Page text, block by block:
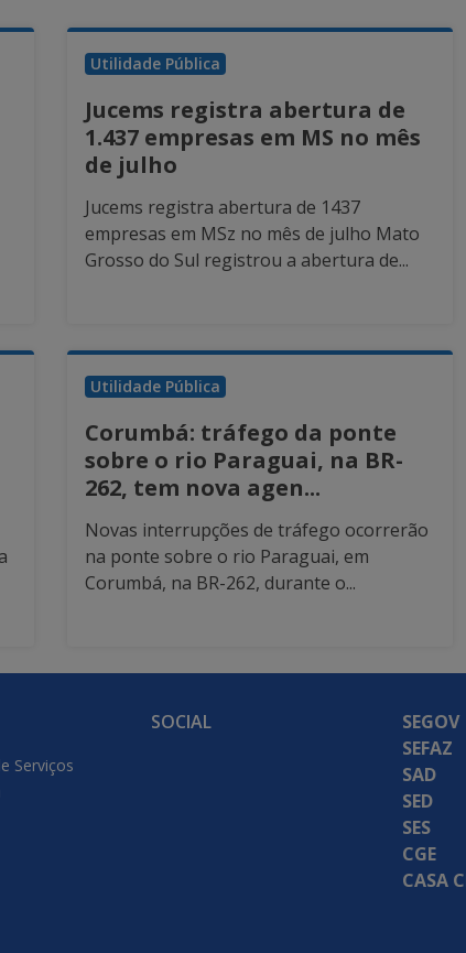
Utilidade Pública
Jucems registra abertura de
1.437 empresas em MS no mês
de julho
Jucems registra abertura de 1437
empresas em MSz no mês de julho Mato
Grosso do Sul registrou a abertura de...
Utilidade Pública
Corumbá: tráfego da ponte
sobre o rio Paraguai, na BR-
262, tem nova agen...
Novas interrupções de tráfego ocorrerão
na ponte sobre o rio Paraguai, em
Corumbá, na BR-262, durante o...
Serviços
SOCIAL
SEGOV
SEFAZ
SAD
SED
SES
CGE
CASA